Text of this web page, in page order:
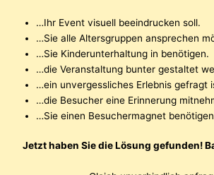
…Ihr Event visuell beeindrucken soll.
…Sie alle Altersgruppen ansprechen
…Sie Kinderunterhaltung in benötigen.
…die Veranstaltung bunter gestaltet
…ein unvergessliches Erlebnis gefragt
…die Besucher eine Erinnerung
…Sie einen Besuchermagnet
Jetzt haben Sie die Lösung gefunden!